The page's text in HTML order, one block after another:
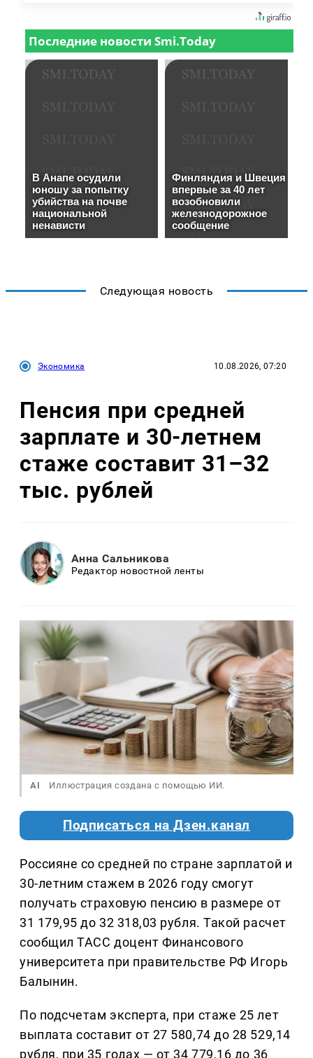
Следующая новость
Экономика 10.08.2026, 07:20
Пенсия при средней
зарплате и 30-летнем
стаже составит 31–32
тыс. рублей
Анна Сальникова
Редактор новостной ленты
AI Иллюстрация создана с помощью ИИ.
Подписаться на Дзен.канал
Россияне со средней по стране зарплатой и
30-летним стажем в 2026 году смогут
получать страховую пенсию в размере от
31 179,95 до 32 318,03 рубля. Такой расчет
сообщил ТАСС доцент Финансового
университета при правительстве РФ Игорь
Балынин.
По подсчетам эксперта, при стаже 25 лет
выплата составит от 27 580,74 до 28 529,14
рубля, при 35 годах — от 34 779,16 до 36